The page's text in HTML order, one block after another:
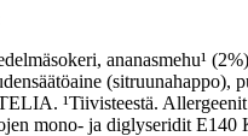
ananasmehu¹
¹Tiivisteestä. Allergeenit
mono- ja diglyseridit